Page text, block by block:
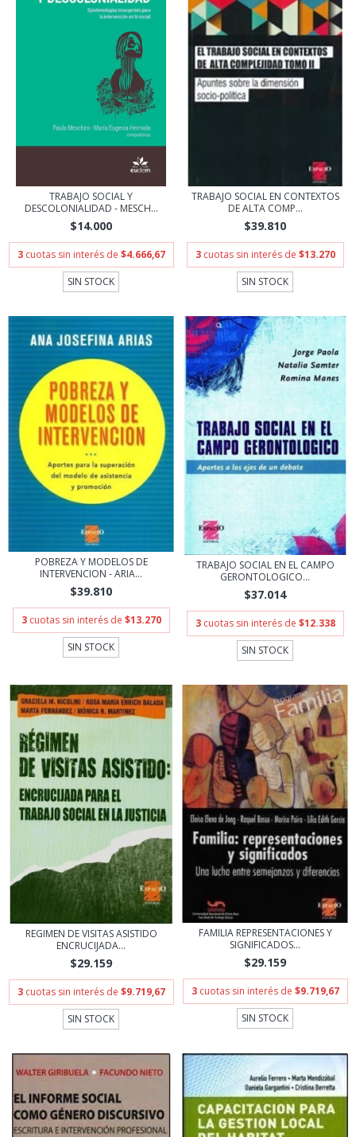
TRABAJO SOCIAL Y
DESCOLONIALIDAD - MESCH...
$14.000
3 cuotas sin interés de $4.666,67
SIN STOCK
TRABAJO SOCIAL EN CONTEXTOS
DE ALTA COMP...
$39.810
3 cuotas sin interés de $13.270
SIN STOCK
POBREZA Y MODELOS DE
INTERVENCION - ARIA...
$39.810
3 cuotas sin interés de $13.270
SIN STOCK
TRABAJO SOCIAL EN EL CAMPO
GERONTOLOGICO...
$37.014
3 cuotas sin interés de $12.338
SIN STOCK
REGIMEN DE VISITAS ASISTIDO
ENCRUCIJADA...
$29.159
3 cuotas sin interés de $9.719,67
SIN STOCK
FAMILIA REPRESENTACIONES Y
SIGNIFICADOS...
$29.159
3 cuotas sin interés de $9.719,67
SIN STOCK